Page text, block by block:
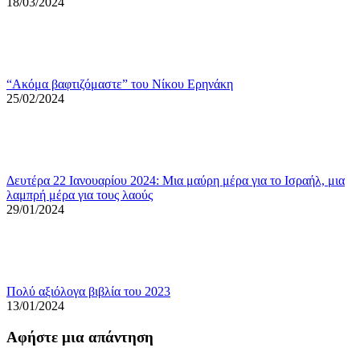
“Ακόμα βαφτιζόμαστε” του Νίκου Ερηνάκη
25/02/2024
Δευτέρα 22 Ιανουαρίου 2024: Μια μαύρη μέρα για το Ισραήλ, μια
λαμπρή μέρα για τους λαούς
29/01/2024
Πολύ αξιόλογα βιβλία του 2023
13/01/2024
Αφήστε μια απάντηση